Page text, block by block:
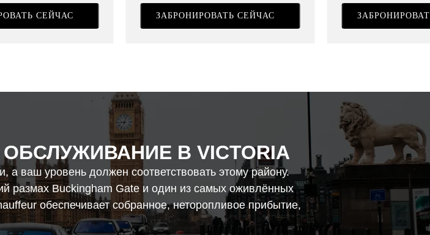
СЕЙЧАС ЗАБРОНИРОВАТЬ СЕЙЧАС
В VICTORIA
ваш уровень должен соответствовать этому району.
размах Buckingham Gate и один из самых оживлённых
обеспечивает собранное, неторопливое прибытие,